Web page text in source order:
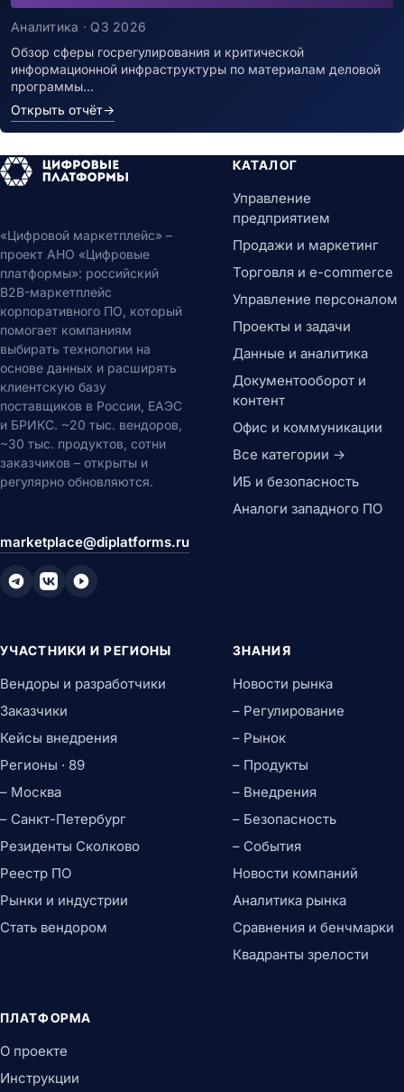
Аналитика · Q3 2026
Обзор сферы госрегулирования и критической
информационной инфраструктуры по материалам деловой
программы…
Открыть отчёт→
«Цифровой маркетплейс» –
проект АНО «Цифровые
платформы»: российский
B2B-маркетплейс
корпоративного ПО, который
помогает компаниям
выбирать технологии на
основе данных и расширять
клиентскую базу
поставщиков в России, ЕАЭС
и БРИКС. ~20 тыс. вендоров,
~30 тыс. продуктов, сотни
заказчиков – открыты и
регулярно обновляются.
marketplace@diplatforms.ru
КАТАЛОГ
Управление
предприятием
Продажи и маркетинг
Торговля и e-commerce
Управление персоналом
Проекты и задачи
Данные и аналитика
Документооборот и
контент
Офис и коммуникации
Все категории →
ИБ и безопасность
Аналоги западного ПО
УЧАСТНИКИ И РЕГИОНЫ
Вендоры и разработчики
Заказчики
Кейсы внедрения
Регионы · 89
– Москва
– Санкт-Петербург
Резиденты Сколково
Реестр ПО
Рынки и индустрии
Стать вендором
ЗНАНИЯ
Новости рынка
– Регулирование
– Рынок
– Продукты
– Внедрения
– Безопасность
– События
Новости компаний
Аналитика рынка
Сравнения и бенчмарки
Квадранты зрелости
ПЛАТФОРМА
О проекте
Инструкции